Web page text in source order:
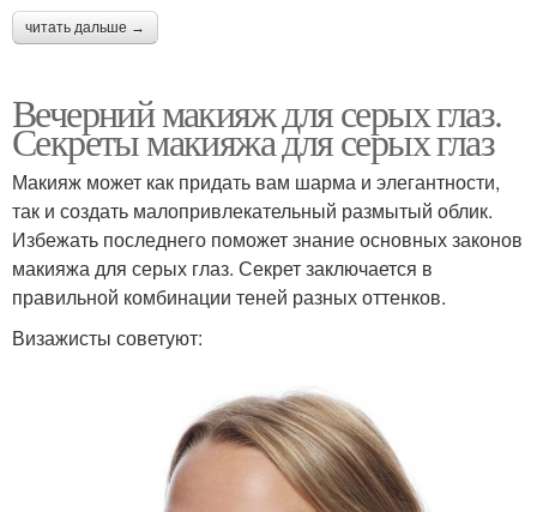
читать дальше →
Вечерний макияж для серых глаз.
Секреты макияжа для серых глаз
Макияж может как придать вам шарма и элегантности,
так и создать малопривлекательный размытый облик.
Избежать последнего поможет знание основных законов
макияжа для серых глаз. Секрет заключается в
правильной комбинации теней разных оттенков.
Визажисты советуют: